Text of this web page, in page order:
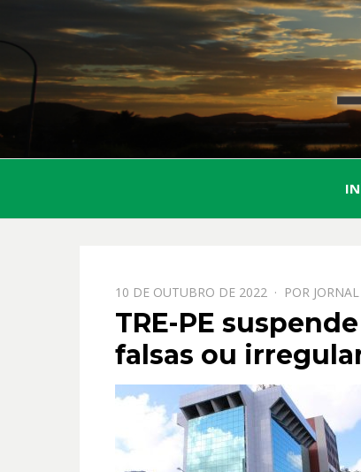
PPOSTADO
EM
10 DE OUTUBRO DE 2022 POR
TRE-PE
falsas ou